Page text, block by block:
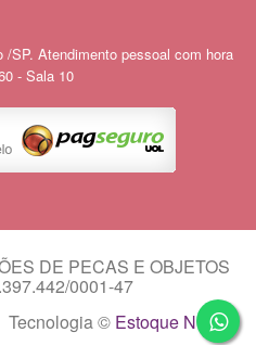
SP. Atendimento pessoal com hora
- Sala 10
DE PECAS E OBJETOS
0001-47
Tecnologia © Estoque NOW.